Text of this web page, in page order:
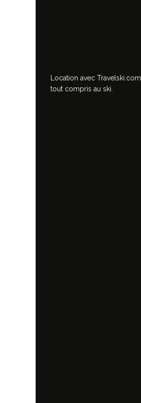
Location avec Travelski.com
tout compris au ski.